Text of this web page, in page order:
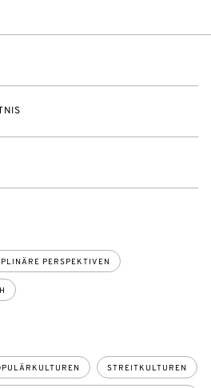
PERSPEKTIVEN
STREITKULTUREN